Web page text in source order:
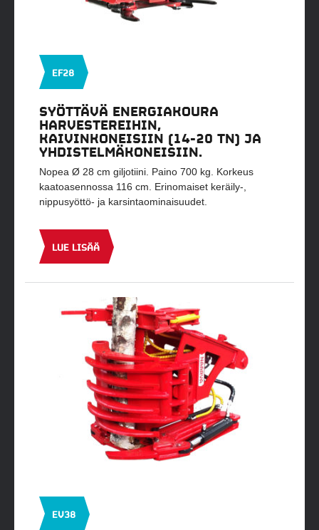
EF28
SYÖTTÄVÄ ENERGIAKOURA
HARVESTEREIHIN,
KAIVINKONEISIIN (14-20 TN) JA
YHDISTELMÄKONEISIIN.
Nopea Ø 28 cm giljotiini. Paino 700 kg. Korkeus
kaatoasennossa 116 cm. Erinomaiset keräily-,
nippusyöttö- ja karsintaominaisuudet.
LUE LISÄÄ
EV38